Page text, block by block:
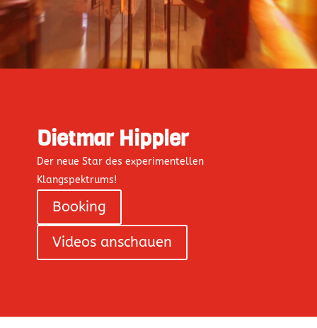
Dietmar Hippler
Der neue Star des experimentellen
Klangspektrums!
Booking
Videos anschauen